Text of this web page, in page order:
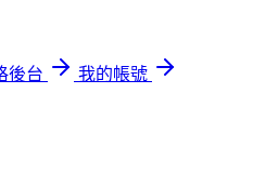
後台
我的帳號